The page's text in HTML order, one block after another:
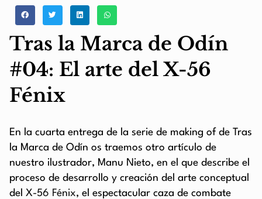
Tras la Marca de Odín
#04: El arte del X-56
Fénix
En la cuarta entrega de la serie de making of de Tras
la Marca de Odín os traemos otro artículo de
nuestro ilustrador, Manu Nieto, en el que describe el
proceso de desarrollo y creación del arte conceptual
del X-56 Fénix, el espectacular caza de combate